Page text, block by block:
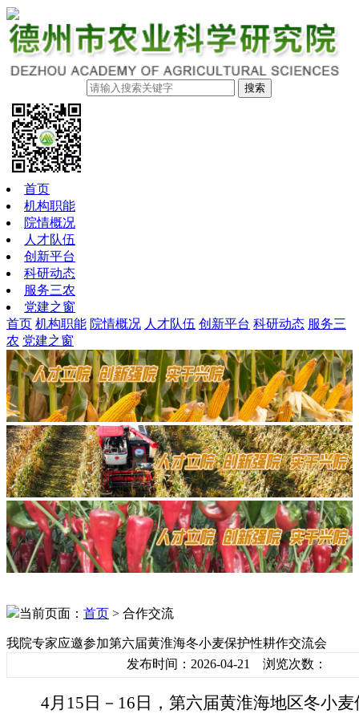
搜索
首页
机构职能
院情概况
人才队伍
创新平台
科研动态
服务三农
党建之窗
首页 机构职能 院情概况 人才队伍 创新平台 科研动态 服务三
农 党建之窗
当前页面： 首页 > 合作交流
我院专家应邀参加第六届黄淮海冬小麦保护性耕作交流会
发布时间：2026-04-21 浏览次数：
4月15日－16日，第六届黄淮海地区冬小